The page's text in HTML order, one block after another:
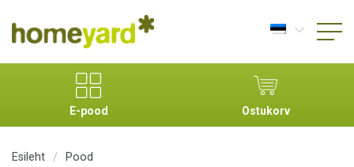
E-pood Ostukorv
Esileht / Pood